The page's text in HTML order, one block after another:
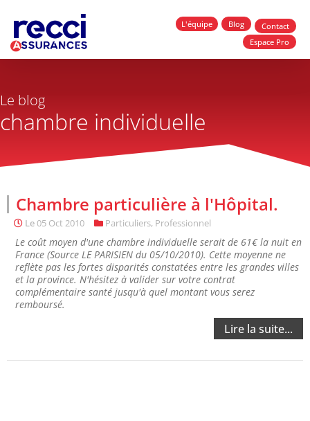
L'équipe Blog
Contact
Espace Pro
Le blog
chambre individuelle
Chambre particulière à l'Hôpital.
Le05 Oct 2010 Particuliers, Professionnel
Le coût moyen d'une chambre individuelle serait de 61€ la nuit en
France (Source LE PARISIEN du 05/10/2010). Cette moyenne ne
reflète pas les fortes disparités constatées entre les grandes villes
et la province. N'hésitez à valider sur votre contrat
complémentaire santé jusqu'à quel montant vous serez
remboursé.
Lire la suite...